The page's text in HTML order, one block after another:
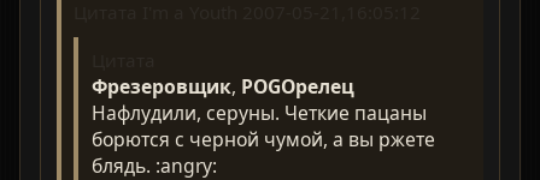
Фрезеровщик, POGOрелец
Нафлудили, серуны. Четкие пацаны
борются с черной чумой, а вы ржете
блядь. :angry: